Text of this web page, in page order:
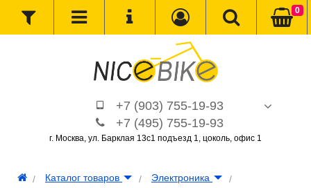
+7 (903) 755-19-93
+7 (495) 755-19-93
г. Москва, ул. Барклая 13с1 подъезд 1, цоколь, офис 1
0
Каталог товаров
Электроника